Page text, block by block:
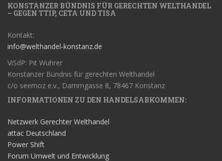
KONSTANZER BÜNDNIS FÜR GERECHTEN WELTHANDEL
– GEGEN TTIP, CETA UND TISA
Kontakt:
info@welthandel-konstanz.de
ViSdP: Pit Wuhrer
Konstanzer Bündnis für gerechten Welthandel
c/o seemoz e.v., Dammgasse 8, 78467 Konstanz
INFORMATIONEN ZU DEN HANDELSABKOMMEN:
Netzwerk Gerechter Welthandel
attac Deutschland
Power Shift
Forum Umwelt und Entwicklung